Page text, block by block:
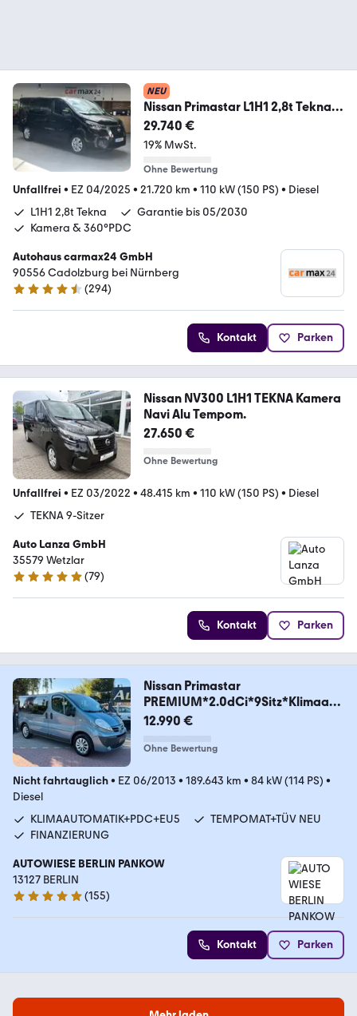
NEU
Nissan Primastar L1H1 2,8t Tekna
Kamera Garantie05/2030
29.740 €
19% MwSt.
Ohne Bewertung
Unfallfrei • EZ 04/2025 • 21.720 km • 110 kW (150 PS) • Diesel
L1H1 2,8t Tekna
Garantie bis 05/2030
Kamera & 360°PDC
Autohaus carmax24 GmbH
90556 Cadolzburg bei Nürnberg
4.7 Sterne
(294)
Kontakt Parken
Nissan NV300 L1H1 TEKNA Kamera
Navi Alu Tempom.
27.650 €
Ohne Bewertung
Unfallfrei • EZ 03/2022 • 48.415 km • 110 kW (150 PS) • Diesel
TEKNA 9-Sitzer
Auto Lanza GmbH
35579 Wetzlar
5 Sterne
(79)
Kontakt Parken
Nissan Primastar
PREMIUM*2.0dCi*9Sitz*Klimaaut
*Temp*PDC
12.990 €
Ohne Bewertung
Nicht fahrtauglich• EZ 06/2013 • 189.643 km • 84 kW (114 PS) •
Diesel
KLIMAAUTOMATIK+PDC+EU5
TEMPOMAT+TÜV NEU
FINANZIERUNG
AUTOWIESE BERLIN PANKOW
13127 BERLIN
4.9 Sterne
(155)
Kontakt Parken